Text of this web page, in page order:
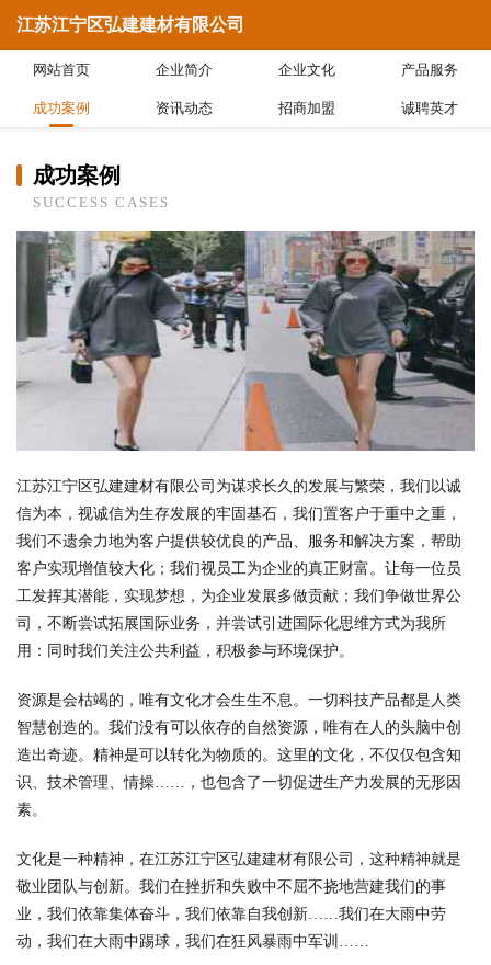
江苏江宁区弘建建材有限公司
网站首页 企业简介 企业文化 产品服务
成功案例 资讯动态 招商加盟 诚聘英才
成功案例
SUCCESS CASES
江苏江宁区弘建建材有限公司为谋求长久的发展与繁荣，我们以诚
信为本，视诚信为生存发展的牢固基石，我们置客户于重中之重，
我们不遗余力地为客户提供较优良的产品、服务和解决方案，帮助
客户实现增值较大化；我们视员工为企业的真正财富。让每一位员
工发挥其潜能，实现梦想，为企业发展多做贡献；我们争做世界公
司，不断尝试拓展国际业务，并尝试引进国际化思维方式为我所
用：同时我们关注公共利益，积极参与环境保护。
资源是会枯竭的，唯有文化才会生生不息。一切科技产品都是人类
智慧创造的。我们没有可以依存的自然资源，唯有在人的头脑中创
造出奇迹。精神是可以转化为物质的。这里的文化，不仅仅包含知
识、技术管理、情操……，也包含了一切促进生产力发展的无形因
素。
文化是一种精神，在江苏江宁区弘建建材有限公司，这种精神就是
敬业团队与创新。我们在挫折和失败中不屈不挠地营建我们的事
业，我们依靠集体奋斗，我们依靠自我创新……我们在大雨中劳
动，我们在大雨中踢球，我们在狂风暴雨中军训……